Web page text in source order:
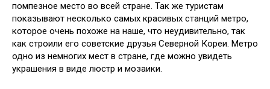
помпезное место во всей стране. Так же туристам
показывают несколько самых красивых станций метро,
которое очень похоже на наше, что неудивительно, так
как строили его советские друзья Северной Кореи. Метро
одно из немногих мест в стране, где можно увидеть
украшения в виде люстр и мозаики.